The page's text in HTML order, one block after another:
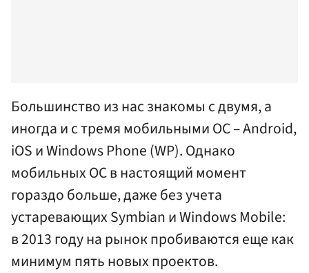
Большинство из нас знакомы с двумя, а
иногда и с тремя мобильными ОС – Аndroid,
iOS и Windows Phone (WP). Однако
мобильных ОС в настоящий момент
гораздо больше, даже без учета
устаревающих Symbian и Windows Mobilе:
в 2013 году на рынок пробиваются еще как
минимум пять новых проектов.